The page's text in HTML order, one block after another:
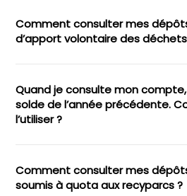
Comment consulter mes
d’apport volontaire des
Quand je consulte mon
solde de l’année précédente.
l’utiliser ?
Comment consulter mes
soumis à quota aux recyparcs ?